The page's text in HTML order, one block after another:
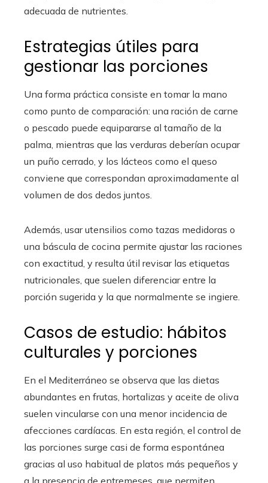
adecuada de nutrientes.
Estrategias útiles para
gestionar las porciones
Una forma práctica consiste en tomar la mano
como punto de comparación: una ración de carne
o pescado puede equipararse al tamaño de la
palma, mientras que las verduras deberían ocupar
un puño cerrado, y los lácteos como el queso
conviene que correspondan aproximadamente al
volumen de dos dedos juntos.
Además, usar utensilios como tazas medidoras o
una báscula de cocina permite ajustar las raciones
con exactitud, y resulta útil revisar las etiquetas
nutricionales, que suelen diferenciar entre la
porción sugerida y la que normalmente se ingiere.
Casos de estudio: hábitos
culturales y porciones
En el Mediterráneo se observa que las dietas
abundantes en frutas, hortalizas y aceite de oliva
suelen vincularse con una menor incidencia de
afecciones cardíacas. En esta región, el control de
las porciones surge casi de forma espontánea
gracias al uso habitual de platos más pequeños y
a la presencia de entremeses, que permiten